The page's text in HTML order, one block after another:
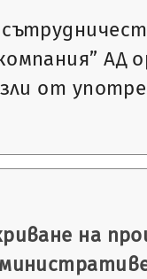
АД
от
на